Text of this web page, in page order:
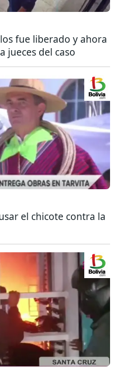
fue liberado y ahora
jueces del caso
el chicote contra la